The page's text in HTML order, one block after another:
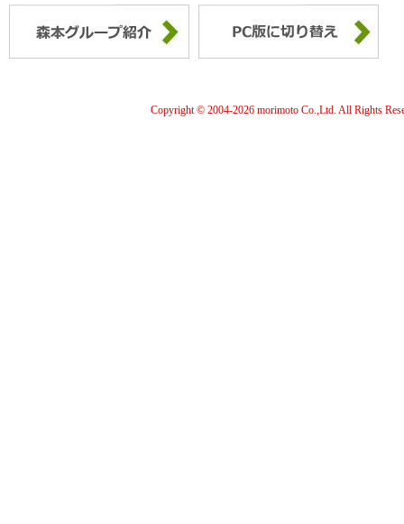
Copyright © 2004-2026 morimoto Co.,Ltd. All Rights